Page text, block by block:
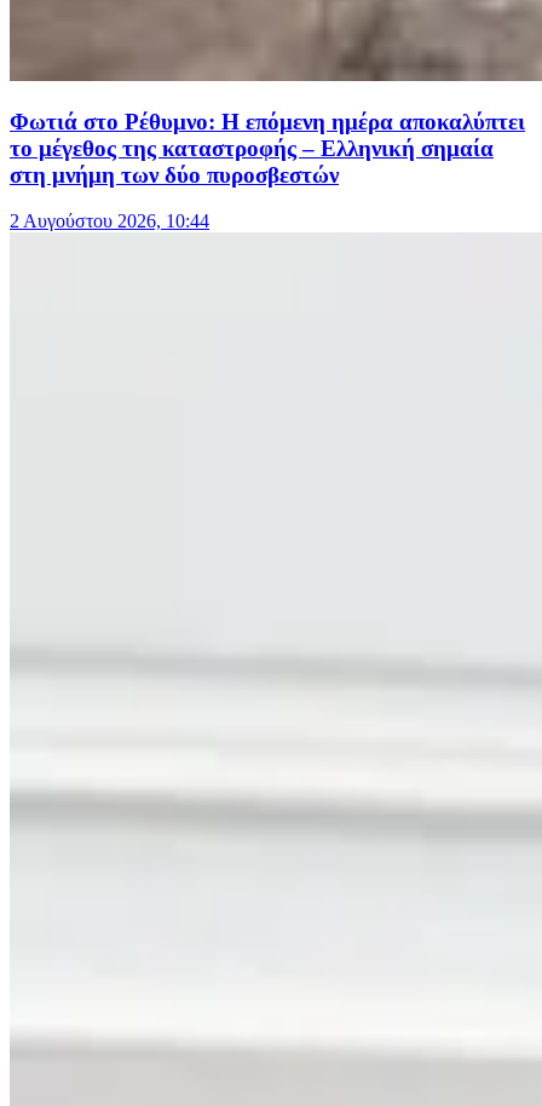
Φωτιά στο Ρέθυμνο: Η επόμενη ημέρα αποκαλύπτει
το μέγεθος της καταστροφής – Ελληνική σημαία
στη μνήμη των δύο πυροσβεστών
2 Αυγούστου 2026, 10:44